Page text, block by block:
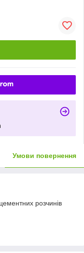
Умови повернення
розчинів